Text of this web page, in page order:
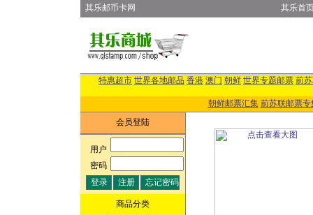
其乐邮币卡网 其乐首
特惠超市 世界各地邮品 香港 澳门 朝鲜 世界专题邮票 前
朝鲜邮票汇集 前苏联邮票专
会员登陆
用户:
密码:
商品分类